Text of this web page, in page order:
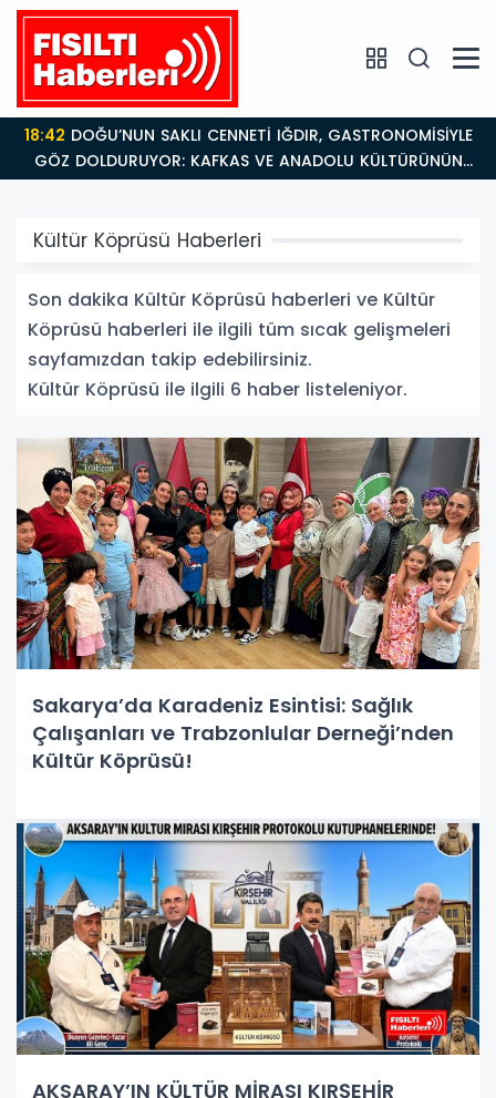
18:42
GÖZ DOLDURUYOR: KAFKAS VE ANADOLU KÜLTÜRÜNÜN
BULUŞMA NOKTASI
Kültür Köprüsü Haberleri
Son dakika Kültür Köprüsü haberleri ve Kültür
Köprüsü haberleri ile ilgili tüm sıcak gelişmeleri
sayfamızdan takip edebilirsiniz.
Kültür Köprüsü ile ilgili 6 haber listeleniyor.
Sakarya’da Karadeniz Esintisi: Sağlık
Çalışanları ve Trabzonlular Derneği’nden
Kültür Köprüsü!
AKSARAY’IN KÜLTÜR MİRASI KIRŞEHİR